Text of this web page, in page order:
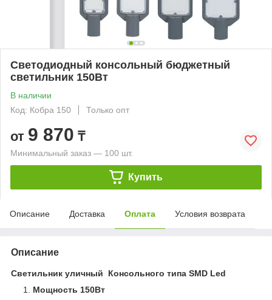
Светодиодный консольный бюджетный
светильник 150Вт
В наличии
Код: Кобра 150
Только опт
от 9 870 ₸
Минимальный заказ — 100 шт.
Купить
Описание Доставка Оплата Условия возврата
Описание
Светильник уличный Консольного типа SMD Led
Мощность 150Вт